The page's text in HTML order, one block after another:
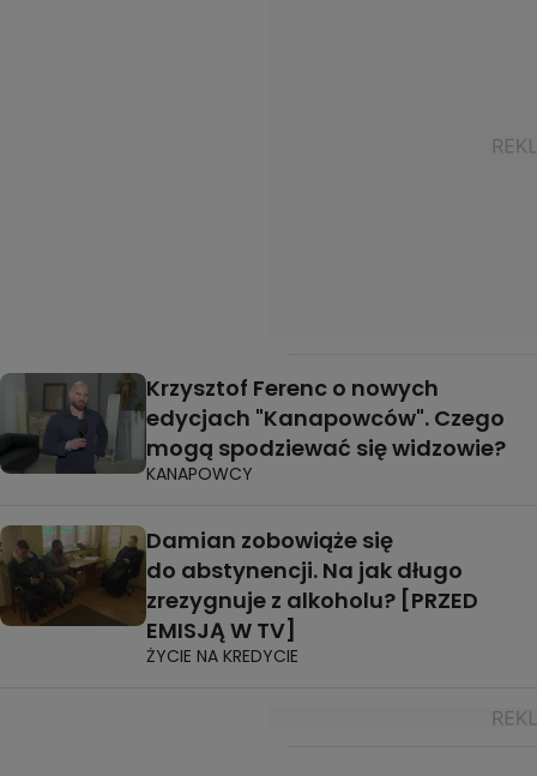
Krzysztof Ferenc o nowych
edycjach "Kanapowców". Czego
mogą spodziewać się widzowie?
KANAPOWCY
Damian zobowiąże się
do abstynencji. Na jak długo
zrezygnuje z alkoholu? [PRZED
EMISJĄ W TV]
ŻYCIE NA KREDYCIE